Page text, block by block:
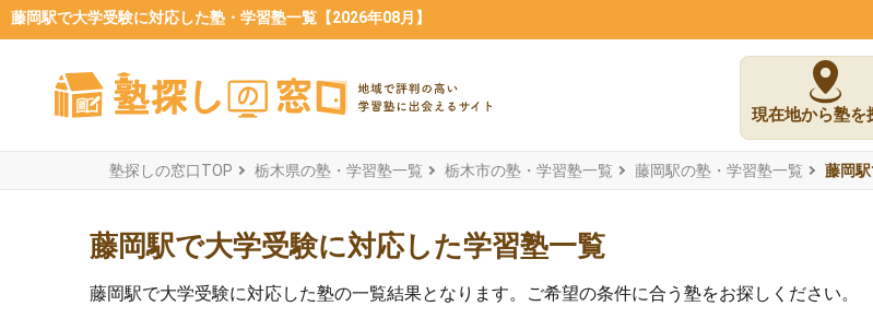
藤岡駅で大学受験に対応した塾・学習塾一覧【2026年08月】
現在地から塾を
塾探しの窓口TOP 栃木県の塾・学習塾一覧 栃木市の塾・学習塾一覧 藤岡駅の塾・学習塾一覧 藤岡
藤岡駅で大学受験に対応した学習塾一覧
藤岡駅で大学受験に対応した塾の一覧結果となります。ご希望の条件に合う塾をお探しください。